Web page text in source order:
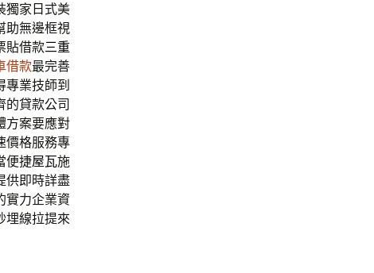
獨家日式美
助無邊框視
貼借款三重
借款最完善
專業技師到
的貸款公司
方案要應對
價格服務專
便捷屋瓦施
供即時詳盡
實力企業資
埋線拉提來